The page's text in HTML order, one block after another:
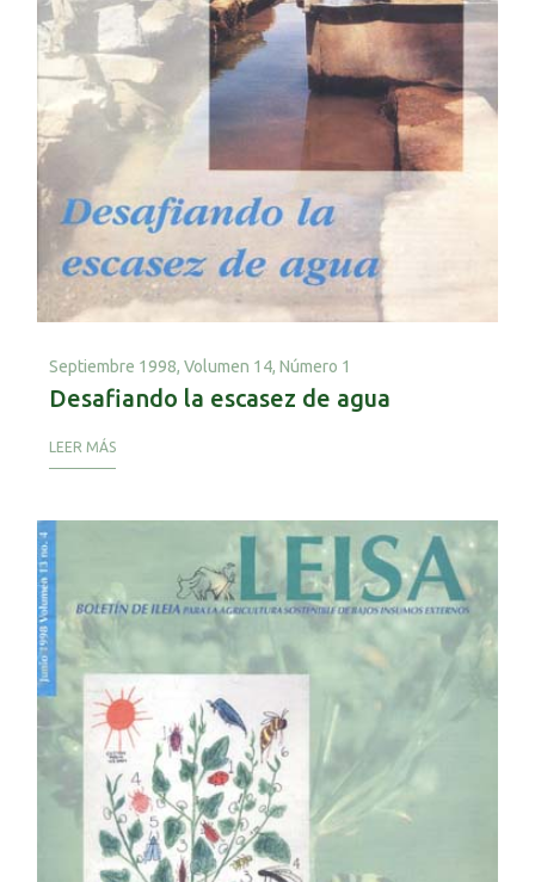
Septiembre 1998, Volumen 14, Número 1
Desafiando la escasez de agua
LEER MÁS